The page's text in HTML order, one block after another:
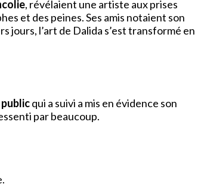
, révélaient une artiste aux prises
et des peines. Ses amis notaient son
jours, l’art de Dalida s’est transformé en
qui a suivi a mis en évidence son
par beaucoup.